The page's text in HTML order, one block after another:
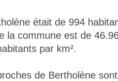
était de 994
la commune est de
par km².
de Bertholène